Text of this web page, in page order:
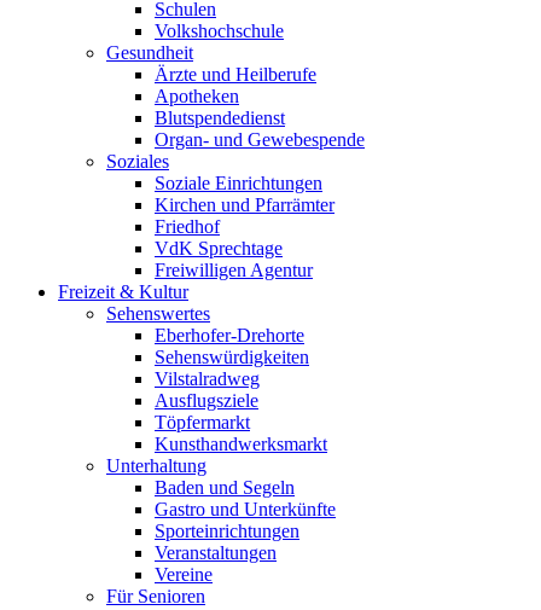
Schulen
Volkshochschule
Gesundheit
Ärzte und Heilberufe
Apotheken
Blutspendedienst
Organ- und Gewebespende
Soziales
Soziale Einrichtungen
Kirchen und Pfarrämter
Friedhof
VdK Sprechtage
Freiwilligen Agentur
Freizeit & Kultur
Sehenswertes
Eberhofer-Drehorte
Sehenswürdigkeiten
Vilstalradweg
Ausflugsziele
Töpfermarkt
Kunsthandwerksmarkt
Unterhaltung
Baden und Segeln
Gastro und Unterkünfte
Sporteinrichtungen
Veranstaltungen
Vereine
Für Senioren